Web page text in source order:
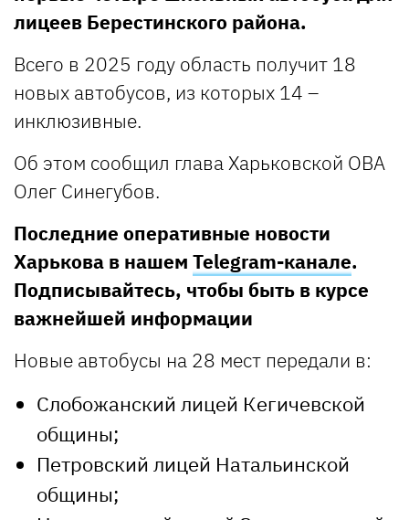
лицеев Берестинского района.
Всего в 2025 году область получит 18
новых автобусов, из которых 14 –
инклюзивные.
Об этом сообщил глава Харьковской ОВА
Олег Синегубов.
Последние оперативные новости
Харькова в нашем Telegram-канале.
Подписывайтесь, чтобы быть в курсе
важнейшей информации
Новые автобусы на 28 мест передали в:
Слобожанский лицей Кегичевской
общины;
Петровский лицей Натальинской
общины;